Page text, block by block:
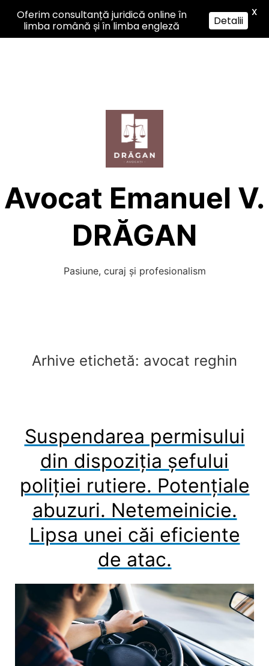
Avocat Emanuel V.
DRĂGAN
Pasiune, curaj și profesionalism
Arhive etichetă: avocat reghin
Suspendarea permisului
din dispoziția șefului
poliției rutiere. Potențiale
abuzuri. Netemeinicie.
Lipsa unei căi eficiente
de atac.
Oferim consultanță juridică online în
limba română și în limba engleză
Detalii
X